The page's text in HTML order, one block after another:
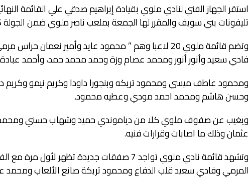
استقر الجهاز الفني لنادي ملوي بقيادة إبراهيم صدقي علي القائمة
تليفونات بني سويف والمقرر لها الجمعة بملعب ناصر ملوي ضمن الجولة 16 من دوري القسم الثاني بمجموعة الصعيد.
وتضم قائمة ملوي 20 لاعبا وهم ” محمود عايد وأمير
فادي سعيد وأنور أنور ومحمد عصام وزة وحمد محمد حمد، وأحمد
ومحمود عاطف ميسي ومحمود تريكه وبنجورا داودا وكريم نيمو
وحسن هاشم ومحمد احمد مودي وعطيه محمود.
ويغيب عن صفوف ملوي كلا من دياموندي حميد وشهاب حسني
عثمان وذلك ما اصابات وقرارات فنيه.
وتشهد قائمة نادي ملوي تواجد 7 صفقات جديدة
المرمي وفادي سعيد قلب الدفاع ومحمود تريكة صانع الألعاب ومحمد